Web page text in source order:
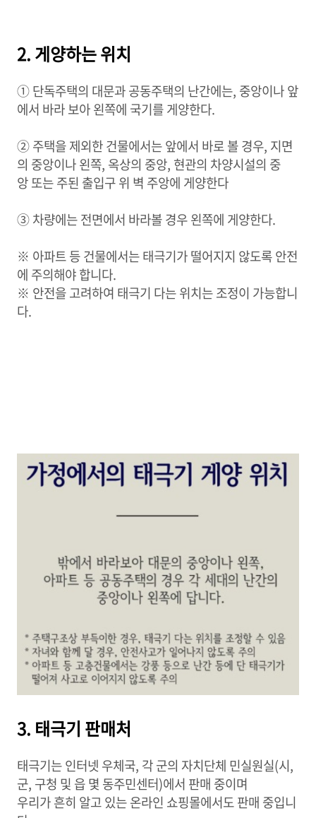
2. 게양하는 위치
① 단독주택의 대문과 공동주택의 난간에는, 중앙이나 앞
에서 바라 보아 왼쪽에 국기를 게양한다.
② 주택을 제외한 건물에서는 앞에서 바로 볼 경우, 지면
의 중앙이나 왼쪽, 옥상의 중앙, 현관의 차양시설의 중
앙 또는 주된 출입구 위 벽 주앙에 게양한다
③ 차량에는 전면에서 바라볼 경우 왼쪽에 게양한다.
※ 아파트 등 건물에서는 태극기가 떨어지지 않도록 안전
에 주의해야 합니다.
※ 안전을 고려하여 태극기 다는 위치는 조정이 가능합니
다.
3. 태극기 판매처
태극기는 인터넷 우체국, 각 군의 자치단체 민실원실(시,
군, 구청 및 읍 몇 동주민센터)에서 판매 중이며
우리가 흔히 알고 있는 온라인 쇼핑몰에서도 판매 중입니